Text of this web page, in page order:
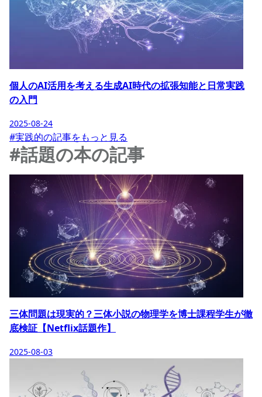
個人のAI活用を考える生成AI時代の拡張知能と日常実践
の入門
2025-08-24
#実践的の記事をもっと見る
#話題の本の記事
三体問題は現実的？三体小説の物理学を博士課程学生が徹
底検証【Netflix話題作】
2025-08-03